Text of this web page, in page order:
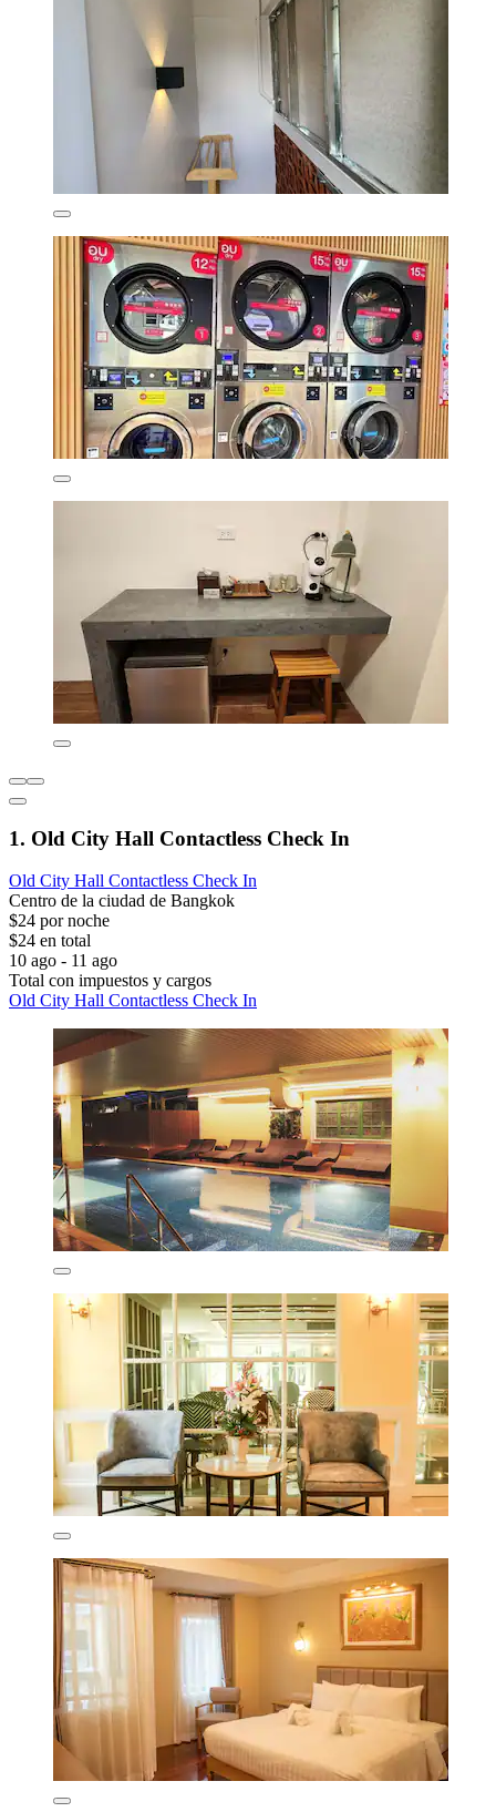
1. Old City Hall Contactless Check In
Old City Hall Contactless Check In
Centro de la ciudad de Bangkok
$24 por noche
$24 en total
10 ago - 11 ago
Total con impuestos y cargos
Old City Hall Contactless Check In